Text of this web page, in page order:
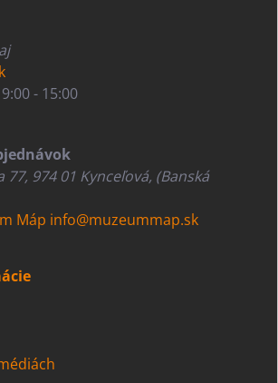
9:00 - 15:00
77, 974 01 Kynceľová, (Banská
Máp info@muzeummap.sk